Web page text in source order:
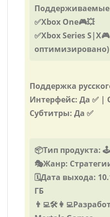
✅Xbox One🎮💥
✅Xbox Series
оптимизировано)
Поддержка
Интерфейс: Да ✅ |
Субтитры: Да ✅
📦Тип продукта:
🎭Жанр:
🗓️Дата выхода:
ГБ